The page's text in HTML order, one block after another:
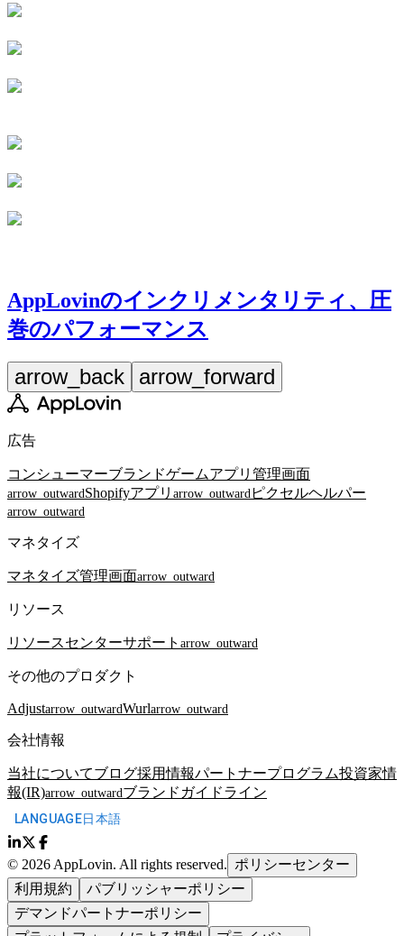
AppLovinのインクリメンタリティ、圧
巻のパフォーマンス
arrow_back arrow_forward
広告
コンシューマーブランドゲームアプリ 管理画面
arrow_outwardShopifyアプリ arrow_outward ピクセルヘルパー
arrow_outward
マネタイズ
マネタイズ管理画面arrow_outward
リソース
リソースセンターサポート arrow_outward
その他のプロダクト
Adjustarrow_outwardWurlarrow_outward
会社情報
当社についてブログ採用情報パートナープログラム投資家情
報(IR)arrow_outwardブランドガイドライン
LANGUAGE日本語
© 2026 AppLovin. All rights reserved. ポリシーセンター
利用規約
パブリッシャーポリシー
デマンドパートナーポリシー